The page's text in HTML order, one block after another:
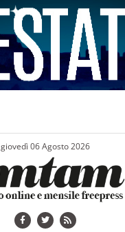
giovedì 06 Agosto 2026